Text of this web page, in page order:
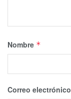
Nombre *
Correo electrónico